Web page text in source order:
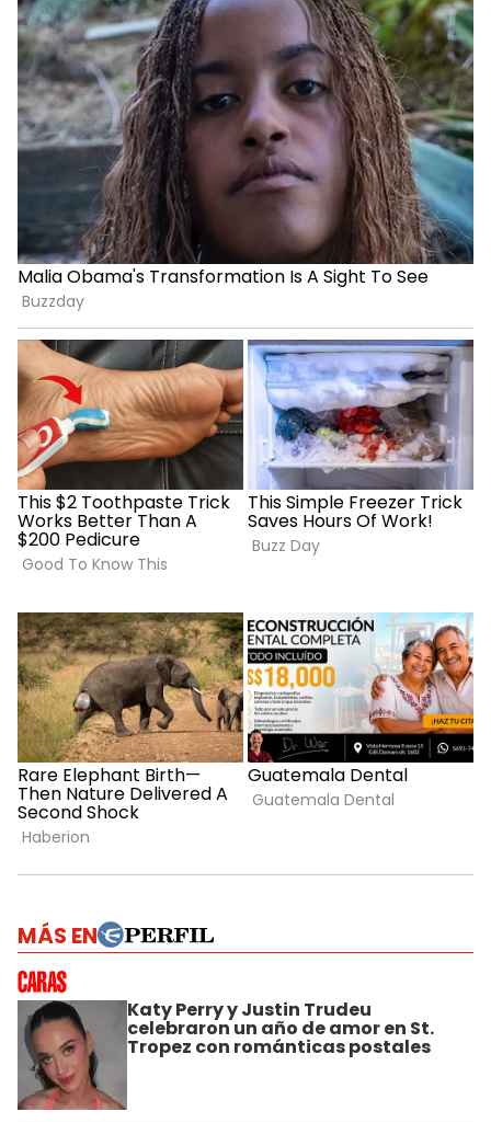
MÁS EN
Katy Perry y Justin Trudeu
celebraron un año de amor en St.
Tropez con románticas postales